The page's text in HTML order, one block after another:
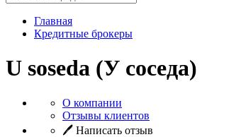
Главная
Кредитные брокеры
U soseda (У соседа)
О компании
Отзывы клиентов
🖊️ Написать отзыв